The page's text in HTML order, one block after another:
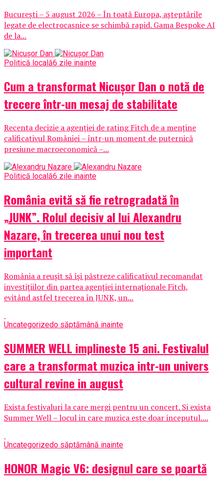
București – 5 august 2026 – În toată Europa, așteptările
legate de electrocasnice se schimbă rapid. Gama Bespoke AI
de la...
Politică locală6 zile inainte
Cum a transformat Nicușor Dan o notă de
trecere într-un mesaj de stabilitate
Recenta decizie a agenției de rating Fitch de a menține
calificativul României – într-un moment de puternică
presiune macroeconomică –...
Politică locală6 zile inainte
România evită să fie retrogradată în
„JUNK”. Rolul decisiv al lui Alexandru
Nazare, în trecerea unui nou test
important
România a reușit să își păstreze calificativul recomandat
investițiilor din partea agenției internaționale Fitch,
evitând astfel trecerea în JUNK, un...
Uncategorizedo săptămână inainte
SUMMER WELL implineste 15 ani. Festivalul
care a transformat muzica intr-un univers
cultural revine in august
Exista festivaluri la care mergi pentru un concert. Si exista
Summer Well – locul in care muzica este doar inceputul....
Uncategorizedo săptămână inainte
HONOR Magic V6: designul care se poartă